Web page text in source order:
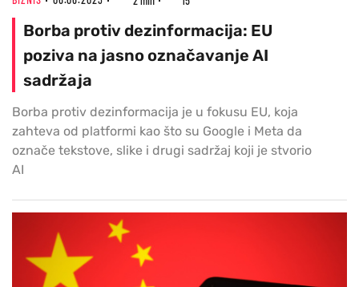
Borba protiv dezinformacija: EU
poziva na jasno označavanje AI
sadržaja
Borba protiv dezinformacija je u fokusu EU, koja
zahteva od platformi kao što su Google i Meta da
označe tekstove, slike i drugi sadržaj koji je stvorio
AI